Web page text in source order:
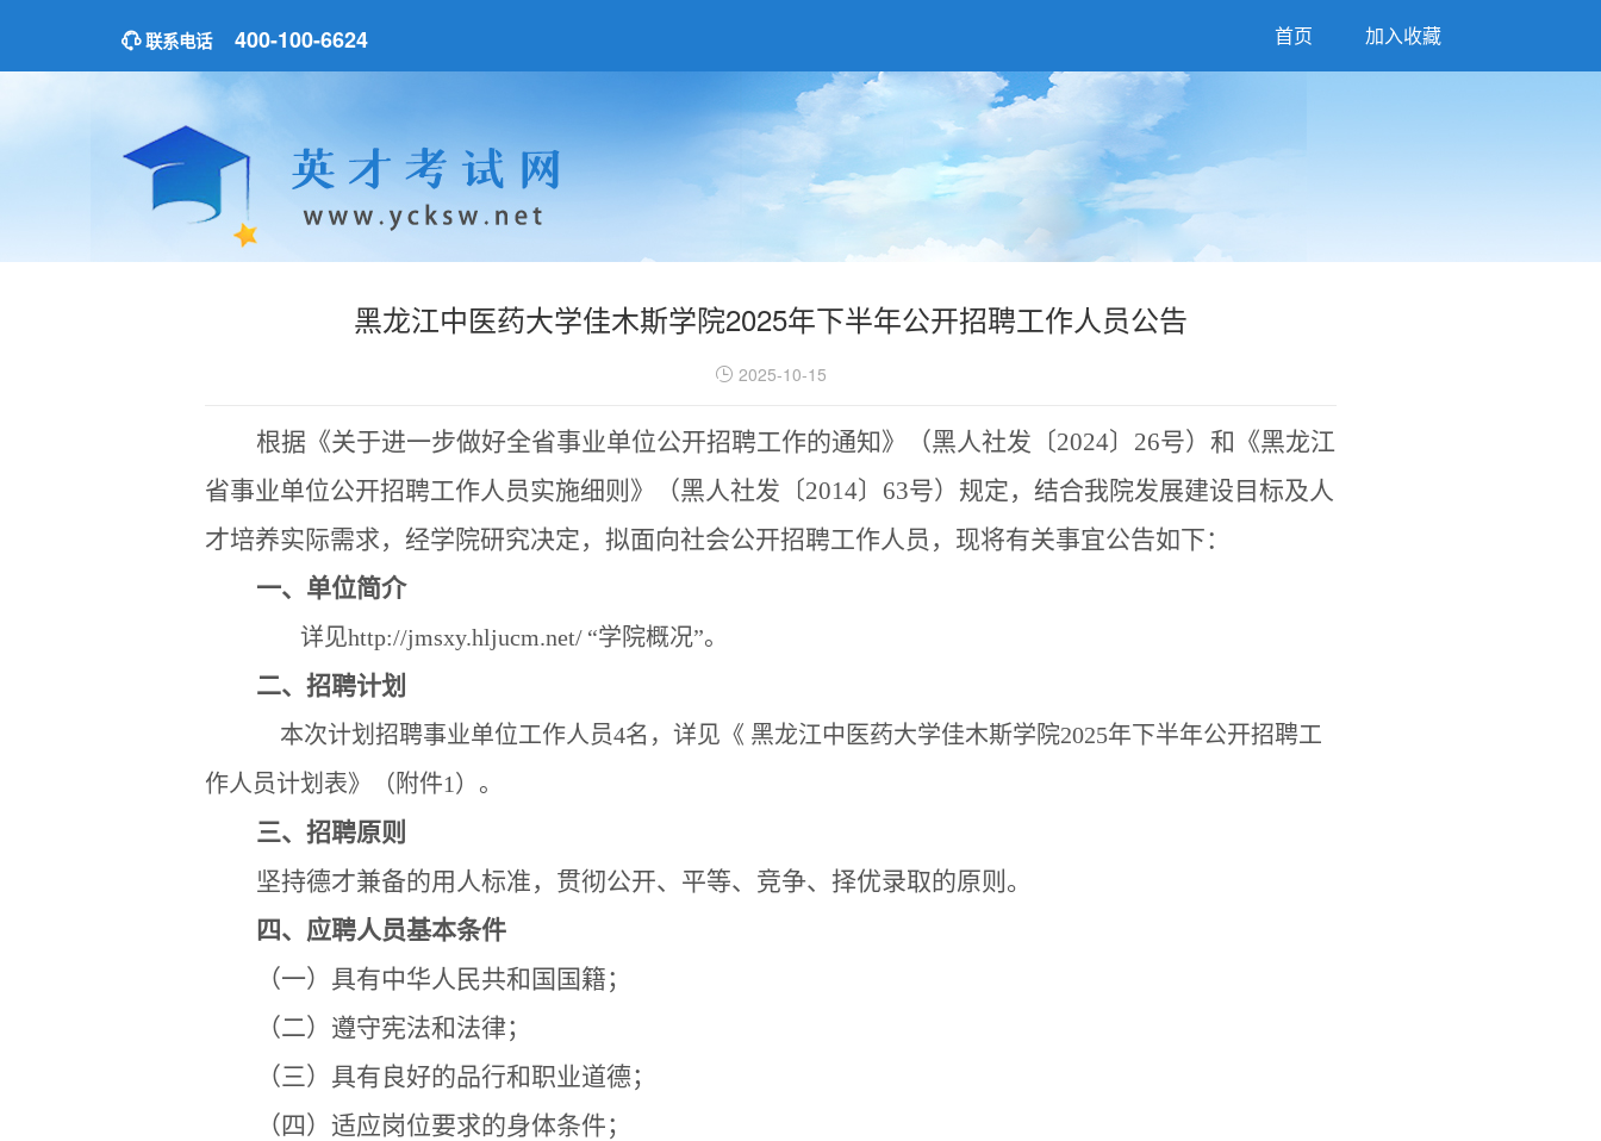
联系电话 400-100-6624 首页 加入收藏
黑龙江中医药大学佳木斯学院2025年下半年公开招聘工作人员公告
2025-10-15
根据《关于进一步做好全省事业单位公开招聘工作的通知》（黑人社发〔2024〕 26号）和《黑龙江
省事业单位公开招聘工作人员实施细则》（黑人社发〔2014〕 63号）规定，结合我院发展建设目标及人
才培养实际需求，经学院研究决定，拟面向社会公开招聘工作人员，现将有关事宜公告如下：
一、单位简介
详见http://jmsxy.hljucm.net/ “学院概况”。
二、 招聘计划
本次计划招聘事业单位工作人员4名，详见《 黑龙江中医药大学佳木斯学院2025年下半年公开招聘工
作人员计划表》（附件1 ）。
三、招聘原则
坚持德才兼备的用人标准，贯彻公开、平等、竞争、择优录取的原则。
四、应聘人员基本条件
（一）具有中华人民共和国国籍；
（二）遵守宪法和法律；
（三）具有良好的品行和职业道德；
（四）适应岗位要求的身体条件；